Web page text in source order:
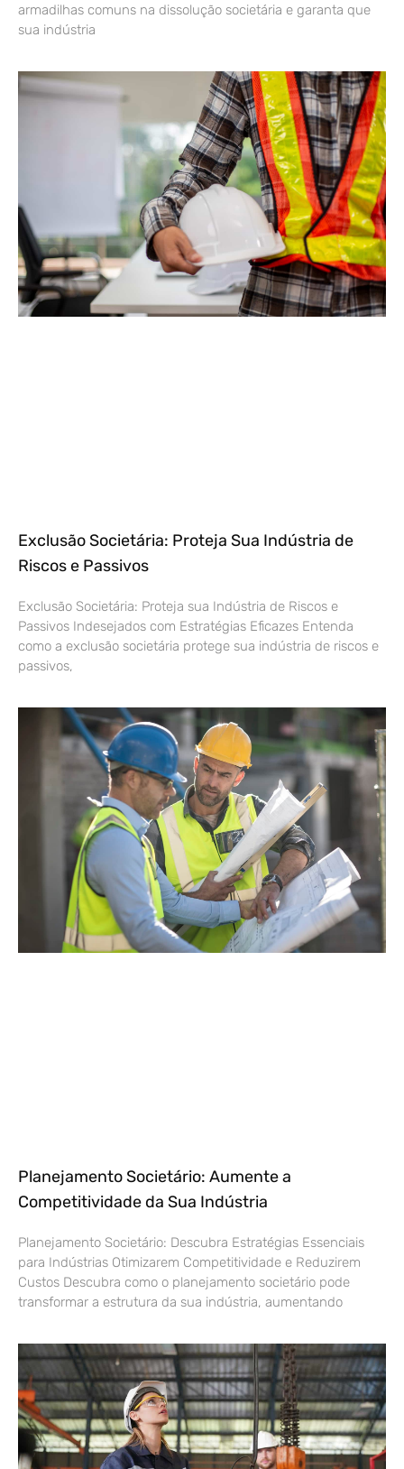
armadilhas comuns na dissolução societária e garanta que
sua indústria
Exclusão Societária: Proteja Sua Indústria de
Riscos e Passivos
Exclusão Societária: Proteja sua Indústria de Riscos e
Passivos Indesejados com Estratégias Eficazes Entenda
como a exclusão societária protege sua indústria de riscos e
passivos,
Planejamento Societário: Aumente a
Competitividade da Sua Indústria
Planejamento Societário: Descubra Estratégias Essenciais
para Indústrias Otimizarem Competitividade e Reduzirem
Custos Descubra como o planejamento societário pode
transformar a estrutura da sua indústria, aumentando